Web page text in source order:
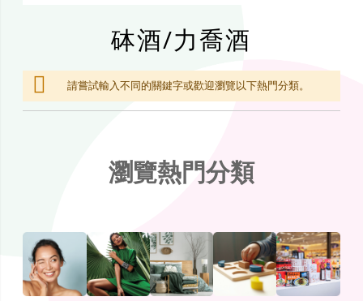
砵酒/力喬酒
請嘗試輸入不同的關鍵字或歡迎瀏覽以下熱門分類。
瀏覽熱門分類